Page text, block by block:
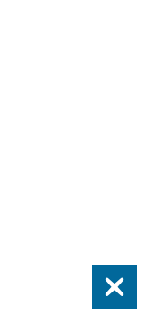
Close